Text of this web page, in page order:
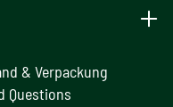
& Verpackung
Questions